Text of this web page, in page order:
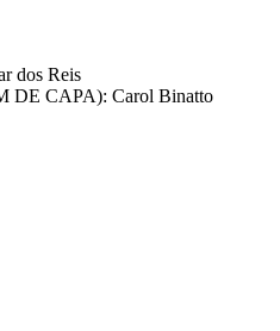
dos Reis
DE CAPA): Carol Binatto